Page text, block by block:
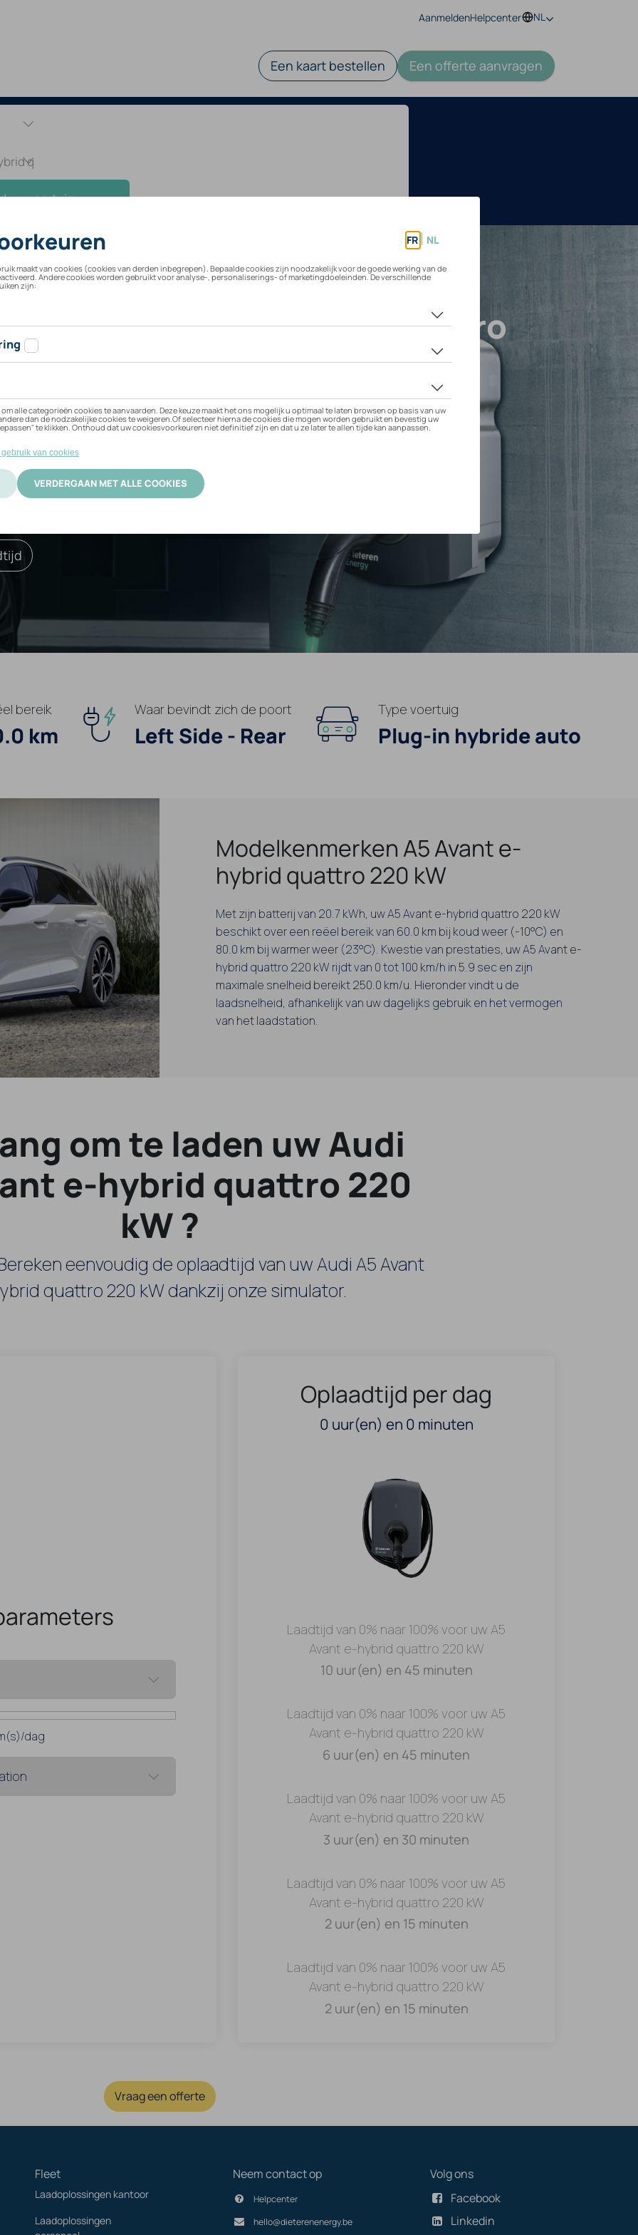
AanmeldenHelpcenter NL
Een kaart bestellen Een offerte aanvragen
uw voertuig
Audi A5 Avant e-hybrid quattro
beste bij uw elektrische
Activatie
bereik
km
Waar bevindt zich de poort
Left Side - Rear
Type voertuig
Plug-in hybride auto
Modelkenmerken A5 Avant e-
hybrid quattro 220 kW
Met zijn batterij van 20.7 kWh, uw A5 Avant e-hybrid quattro 220 kW
beschikt over een reëel bereik van 60.0 km bij koud weer (-10°C) en
80.0 km bij warmer weer (23°C). Kwestie van prestaties, uw A5 Avant e-
hybrid quattro 220 kW rijdt van 0 tot 100 km/h in 5.9 sec en zijn
maximale snelheid bereikt 250.0 km/u. Hieronder vindt u de
laadsnelheid, afhankelijk van uw dagelijks gebruik en het vermogen
van het laadstation.
om te laden uw Audi
e-hybrid quattro 220
kW ?
eenvoudig de oplaadtijd van uw Audi A5 Avant
quattro 220 kW dankzij onze simulator.
dag
Oplaadtijd per dag
0 uur(en) en 0 minuten
Laadtijd van 0% naar 100% voor uw A5
Avant e-hybrid quattro 220 kW
10 uur(en) en 45 minuten
Laadtijd van 0% naar 100% voor uw A5
Avant e-hybrid quattro 220 kW
6 uur(en) en 45 minuten
Laadtijd van 0% naar 100% voor uw A5
Avant e-hybrid quattro 220 kW
3 uur(en) en 30 minuten
Laadtijd van 0% naar 100% voor uw A5
Avant e-hybrid quattro 220 kW
2 uur(en) en 15 minuten
Laadtijd van 0% naar 100% voor uw A5
Avant e-hybrid quattro 220 kW
2 uur(en) en 15 minuten
Vraag een offerte
Volg ons
Facebook
Linkedin
Fleet
Laadoplossingen kantoor
Laadoplossingen
Neem contact op
Helpcenter
hello@dieterenenergy.be